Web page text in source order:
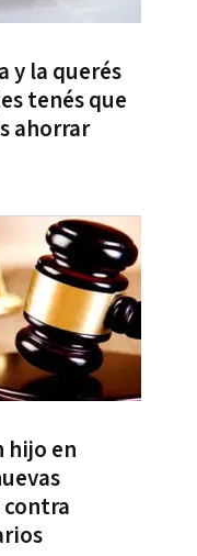
y la querés
tenés que
ahorrar
hijo en